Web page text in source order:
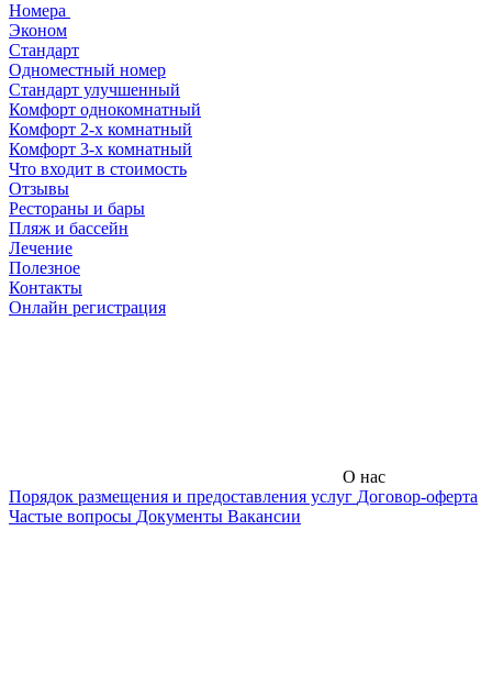
Номера
Эконом
Стандарт
Одноместный номер
Стандарт улучшенный
Комфорт однокомнатный
Комфорт 2-х комнатный
Комфорт 3-х комнатный
Что входит в стоимость
Отзывы
Рестораны и бары
Пляж и бассейн
Лечение
Полезное
Контакты
Онлайн регистрация
О нас
Порядок размещения и предоставления услуг Договор-оферта
Частые вопросы Документы Вакансии